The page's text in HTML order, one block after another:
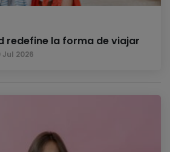
redefine la forma de viajar
Jul 2026